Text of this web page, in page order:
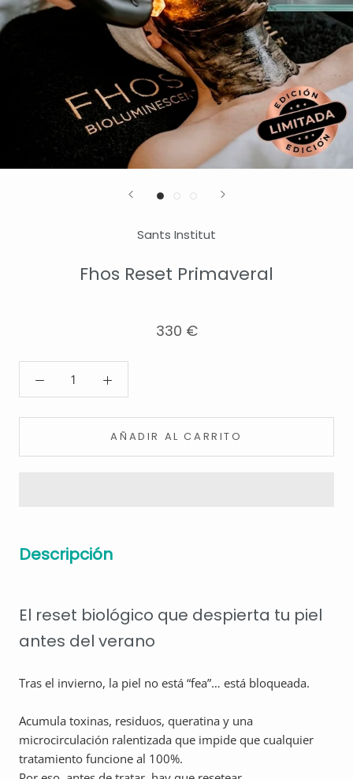
Sants Institut
Fhos Reset Primaveral
330 €
AÑADIR AL CARRITO
Descripción
El reset biológico que despierta tu piel
antes del verano
Tras el invierno, la piel no está “fea”… está bloqueada.
Acumula toxinas, residuos, queratina y una
microcirculación ralentizada que impide que cualquier
tratamiento funcione al 100%.